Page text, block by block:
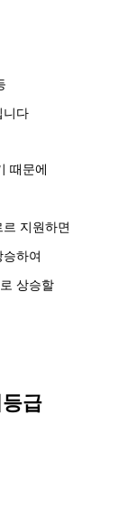
니다
때문에
지원하면
하여
상승할
급